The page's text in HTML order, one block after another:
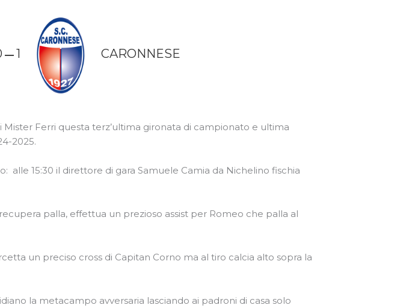
— 1 CARONNESE
Ferri questa terz’ultima gironata di campionato e ultima
2025.
15:30 il direttore di gara Samuele Camia da Nichelino fischia
palla, effettua un prezioso assist per Romeo che palla al
un preciso cross di Capitan Corno ma al tiro calcia alto sopra la
la metacampo avversaria lasciando ai padroni di casa solo